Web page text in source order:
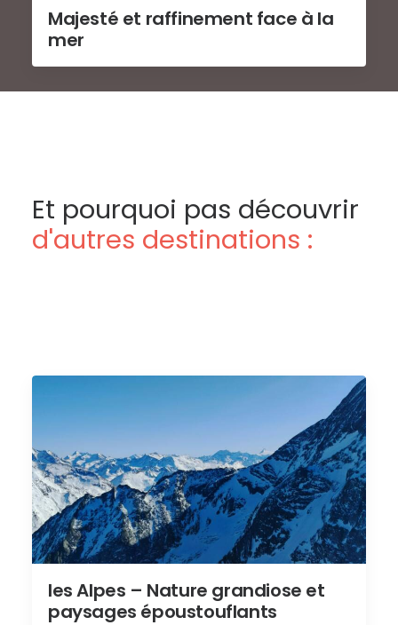
Majesté et raffinement face à la
mer
Et pourquoi pas découvrir
d'autres destinations :
les Alpes – Nature grandiose et
paysages époustouflants